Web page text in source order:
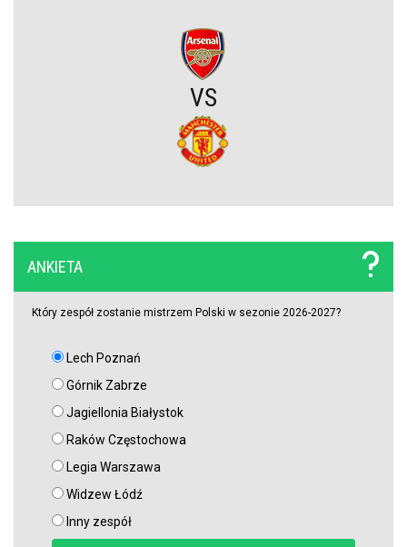
Zwycięski start ekipy Lewandowskiego w pucharach. Boczni
Niejasny los talentu Manchesteru United. Działacze szukają
Szokujący zwrot akcji na rynku transferowym. Gwiazdor odrzucił
ofertę Real Madryti zagra w Barcelonie
OFICJALNIE: Yan Diomande zawodnikiem Realu Madryt! Podpisał
wieloletni kontrakt
OFICJALNIE: Vinicius Junior przedłużył kontrakt z Realem Madryt!
Raków rozczarował. Szwedzi wyjechali spod Jasnej Góry z cennym
remisem (VIDEO)
VS
ANKIETA
Który zespół zostanie mistrzem Polski w sezonie 2026-2027?
Lech Poznań
Górnik Zabrze
Jagiellonia Białystok
Raków Częstochowa
Legia Warszawa
Widzew Łódź
Inny zespół